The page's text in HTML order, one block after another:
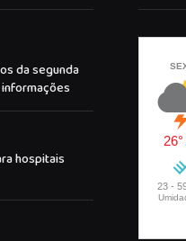
da segunda
hospitais